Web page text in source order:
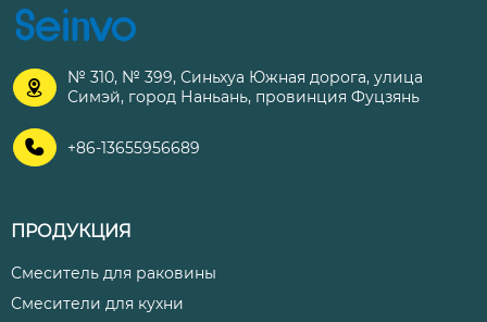

№ 310, № 399, Синьхуа Южная дорога, улица
Симэй, город Наньань, провинция Фуцзянь
 +86-13655956689
ПРОДУКЦИЯ
Смеситель для раковины
Смесители для кухни